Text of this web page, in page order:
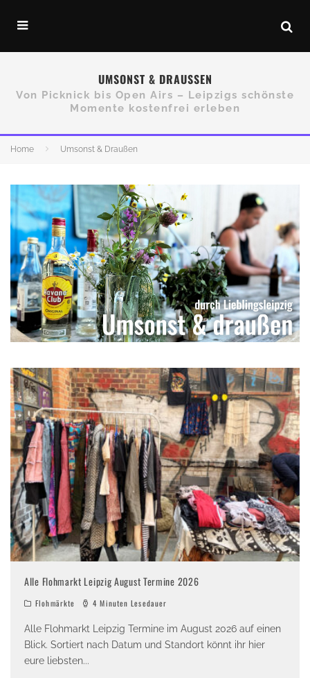
UMSONST & DRAUSSEN
Von Picknick bis Open Airs – Leipzigs schönste
Momente kostenfrei erleben
Home Umsonst & Draußen
Alle Flohmarkt Leipzig August Termine 2026
Flohmärkte 4 Minuten Lesedauer
Alle Flohmarkt Leipzig Termine im August 2026 auf einen
Blick. Sortiert nach Datum und Standort könnt ihr hier
eure liebsten...